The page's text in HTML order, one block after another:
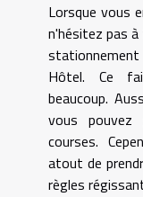
Lorsque vous
n'hésitez pas
Hôtel. Ce
beaucoup.
vous pouvez
courses.
atout de
règles